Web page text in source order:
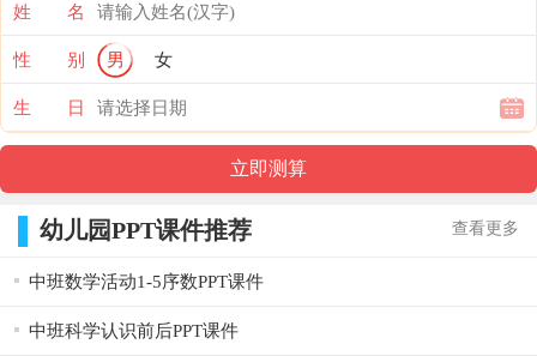
姓 名
性 别 男 女
生 日
幼儿园PPT课件推荐 查看更多
中班数学活动1-5序数PPT课件
中班科学认识前后PPT课件